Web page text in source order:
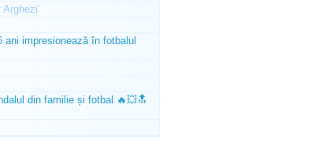
Arghezi'
impresionează în fotbalul
din familie și fotbal 🔥💥🔝